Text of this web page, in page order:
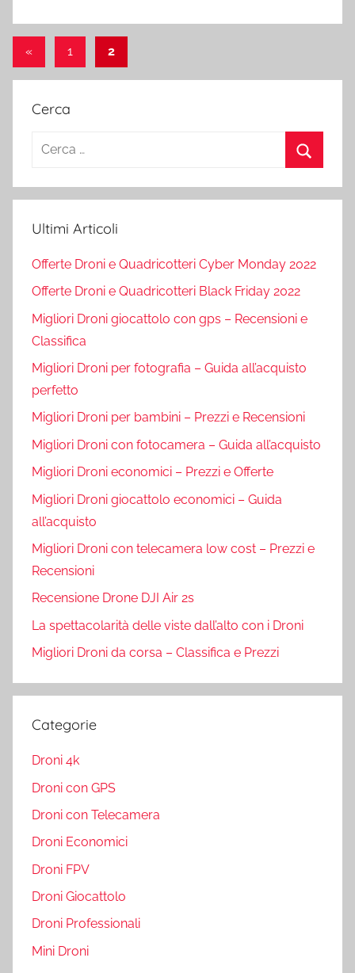
Paginazione
degli
articoli
«Articolo
precedente
1 2
Cerca
Ricerca
Ultimi Articoli
Offerte Droni e Quadricotteri Cyber Monday 2022
Offerte Droni e Quadricotteri Black Friday 2022
Migliori Droni giocattolo con gps – Recensioni e
Classifica
Migliori Droni per fotografia – Guida all’acquisto
perfetto
Migliori Droni per bambini – Prezzi e Recensioni
Migliori Droni con fotocamera – Guida all’acquisto
Migliori Droni economici – Prezzi e Offerte
Migliori Droni giocattolo economici – Guida
all’acquisto
Migliori Droni con telecamera low cost – Prezzi e
Recensioni
Recensione Drone DJI Air 2s
La spettacolarità delle viste dall’alto con i Droni
Migliori Droni da corsa – Classifica e Prezzi
Categorie
Droni 4k
Droni con GPS
Droni con Telecamera
Droni Economici
Droni FPV
Droni Giocattolo
Droni Professionali
Mini Droni